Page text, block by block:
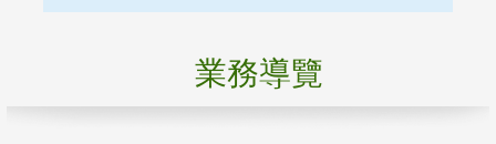
業務導覽